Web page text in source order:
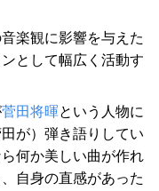
楽観に影響を与えた
として幅広く活動す
菅田将暉という人物に
が）弾き語りしてい
何か美しい曲が作れ
自身の直感があった